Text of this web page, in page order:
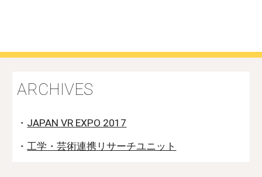
ARCHIVES
・ JAPAN VR EXPO 2017
・工学・芸術連携リサーチユニット